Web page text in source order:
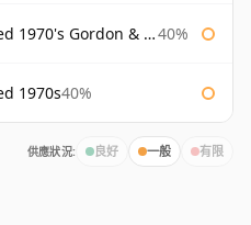
Gordon & Macphail 40%
1970s40%
供應狀況: 良好 一般 有限